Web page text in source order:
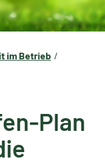
im Betrieb
Plan